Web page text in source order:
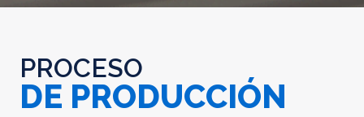
PROCESO
DE PRODUCCIÓN